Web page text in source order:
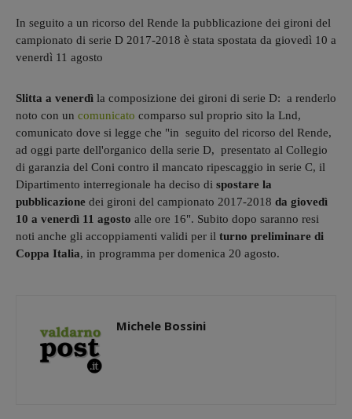
In seguito a un ricorso del Rende la pubblicazione dei gironi del
campionato di serie D 2017-2018 è stata spostata da giovedì 10 a
venerdì 11 agosto
Slitta a venerdì la composizione dei gironi di serie D: a renderlo
noto con un comunicato comparso sul proprio sito la Lnd,
comunicato dove si legge che "in seguito del ricorso del Rende,
ad oggi parte dell'organico della serie D, presentato al Collegio
di garanzia del Coni contro il mancato ripescaggio in serie C, il
Dipartimento interregionale ha deciso di spostare la
pubblicazione dei gironi del campionato 2017-2018 da giovedì
10 a venerdì 11 agosto alle ore 16". Subito dopo saranno resi
noti anche gli accoppiamenti validi per il turno preliminare di
Coppa Italia, in programma per domenica 20 agosto.
Michele Bossini